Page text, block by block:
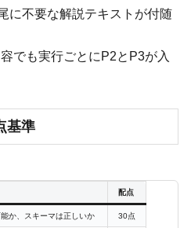
に不要な解説テキストが付随
容でも実行ごとにP2とP3が入
基準
配点
か、スキーマは正しいか 30点